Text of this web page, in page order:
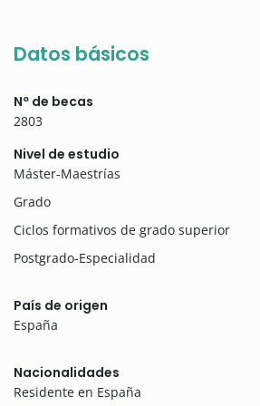
Datos básicos
Nº de becas
2803
Nivel de estudio
Máster-Maestrías
Grado
Ciclos formativos de grado superior
Postgrado-Especialidad
País de origen
España
Nacionalidades
Residente en España